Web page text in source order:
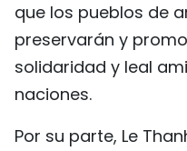
que los pueblos de
preservarán y
solidaridad y leal
naciones.
Por su parte, Le